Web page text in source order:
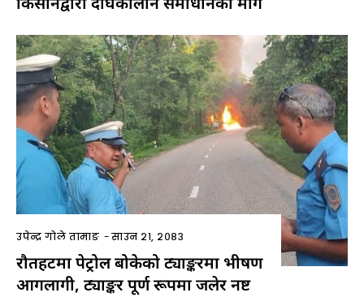
उपेन्द्र गोले तामाङ -साउन २१, २०८३
रौतहटमा पेट्रोल बोकेको ट्याङ्करमा भीषण
आगलागी, ट्याङ्कर पूर्ण रूपमा जलेर नष्ट